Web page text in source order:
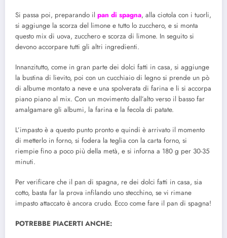
Si passa poi, preparando il pan di spagna, alla ciotola con i tuorli,
si aggiunge la scorza del limone e tutto lo zucchero, e si monta
questo mix di uova, zucchero e scorza di limone. In seguito si
devono accorpare tutti gli altri ingredienti.
Innanzitutto, come in gran parte dei dolci fatti in casa, si aggiunge
la bustina di lievito, poi con un cucchiaio di legno si prende un pò
di albume montato a neve e una spolverata di farina e li si accorpa
piano piano al mix. Con un movimento dall’alto verso il basso far
amalgamare gli albumi, la farina e la fecola di patate.
L’impasto è a questo punto pronto e quindi è arrivato il momento
di metterlo in forno, si fodera la teglia con la carta forno, si
riempie fino a poco più della metà, e si inforna a 180 g per 30-35
minuti.
Per verificare che il pan di spagna, re dei dolci fatti in casa, sia
cotto, basta far la prova infilando uno stecchino, se vi rimane
impasto attaccato è ancora crudo. Ecco come fare il pan di spagna!
POTREBBE PIACERTI ANCHE: